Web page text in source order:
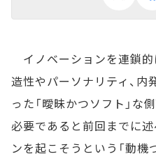
イノベーションを連鎖的
造性やパーソナリティ、内
った「曖昧かつソフト」な
必要であると前回までに述
ンを起こそうという「動機